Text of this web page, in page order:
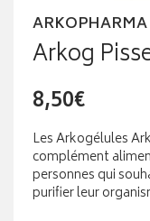
ARKOPHARMA
Arkog
8,50€
Les Arkogélules
complément
personnes qui
purifier leur